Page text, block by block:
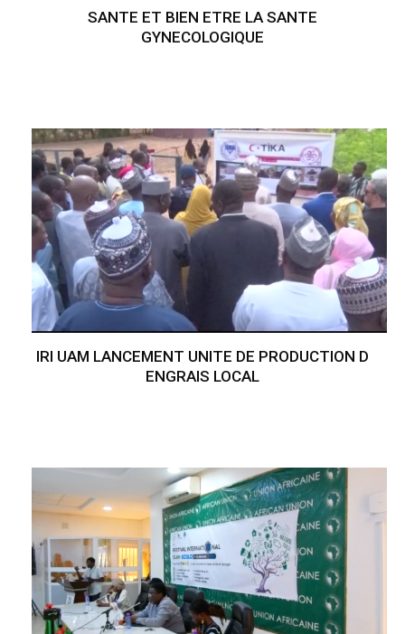
SANTE ET BIEN ETRE LA SANTE
GYNECOLOGIQUE
IRI UAM LANCEMENT UNITE DE PRODUCTION D
ENGRAIS LOCAL